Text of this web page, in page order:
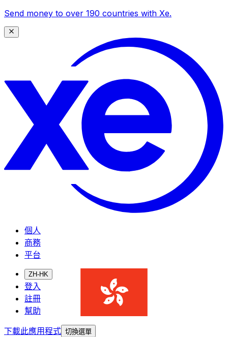
Send money to over 190 countries with Xe.
個人
商務
平台
ZH-HK
登入
註冊
幫助
下載此應用程式 切換選單